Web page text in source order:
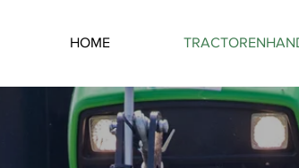
HOME